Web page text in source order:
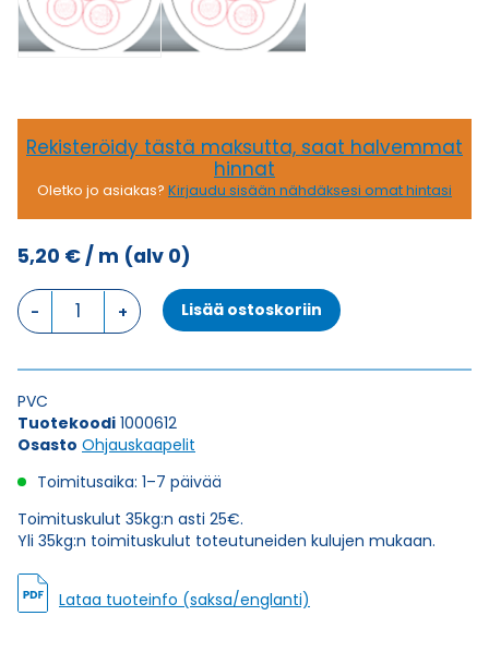
Rekisteröidy tästä maksutta, saat halvemmat
hinnat
Oletko jo asiakas? Kirjaudu sisään nähdäksesi omat hintasi
5,20 €/ m (alv 0)
Ohjauskaapeli
ÖPVC-
6G1,5
Lisää ostoskoriin
PVC
Tuotekoodi 1000612
Osasto Ohjauskaapelit
Toimitusaika: 1–7 päivää
Toimituskulut 35kg:n asti 25€.
Yli 35kg:n toimituskulut toteutuneiden kulujen mukaan.
Lataa tuoteinfo (saksa/englanti)